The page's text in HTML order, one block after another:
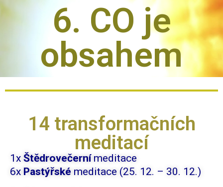
6. CO je
obsahem
14 transformačních
meditací
1x Štědrovečernímeditace
6x Pastýřské meditace (25. 12. – 30. 12.)